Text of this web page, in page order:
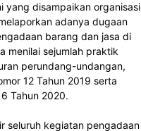
yang disampaikan organisasi
adanya dugaan
barang dan jasa di
menilai sejumlah praktik
perundang-undangan,
12 Tahun 2019 serta
Tahun 2020.
seluruh kegiatan pengadaan